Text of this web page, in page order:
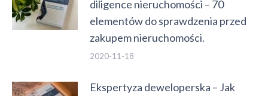
diligence nieruchomości – 70
elementów do sprawdzenia przed
zakupem nieruchomości.
2020-11-18
Ekspertyza deweloperska – Jak